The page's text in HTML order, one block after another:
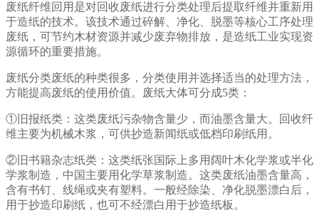
废纸纤维回用是对回收废纸进行分类处理后提取纤维并重新用
于造纸的技术。该技术通过碎解、净化、脱墨等核心工序处理
废纸，可节约木材资源并减少废弃物排放，是造纸工业实现资
源循环的重要措施。
废纸分类废纸的种类很多，分类使用并选择适当的处理方法，
方能提高废纸的使用价值。废纸大体可分成5类：
①旧报纸类：这类废纸污杂物含量少，而油墨含量大。回收纤
维主要为机械木浆，可供抄造新闻纸或低档印刷纸用。
②旧书籍杂志纸类：这类纸张国际上多用阔叶木化学浆或半化
学浆制造，中国主要用化学草浆制造。这类废纸油墨含量高，
含有书钉、线绳或夹有塑料。一般经除染、净化脱墨漂白后，
用于抄造印刷纸，也可不经漂白用于抄造纸板。